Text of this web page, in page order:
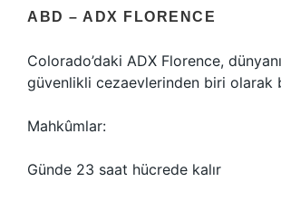
ABD – ADX FLORENCE
Colorado’daki ADX Florence,
güvenlikli cezaevlerinden biri olarak
Mahkûmlar:
Günde 23 saat hücrede kalır